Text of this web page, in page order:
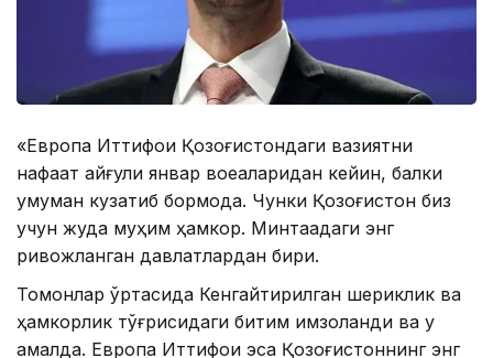
«Европа Иттифоқи Қозоғистондаги вазиятни
нафақат қайғули январ воқеаларидан кейин, балки
умуман кузатиб бормоқда. Чунки Қозоғистон биз
учун жуда муҳим ҳамкор. Минтақадаги энг
ривожланган давлатлардан бири.
Томонлар ўртасида Кенгайтирилган шериклик ва
ҳамкорлик тўғрисидаги битим имзоланди ва у
амалда. Европа Иттифоқи эса Қозоғистоннинг энг